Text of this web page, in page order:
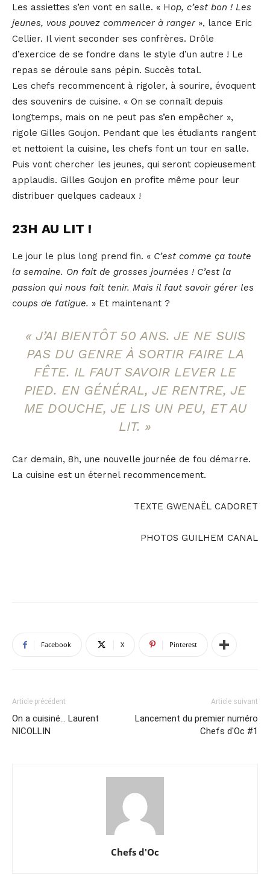
Les assiettes s’en vont en salle. « Hop, c’est bon ! Les
jeunes, vous pouvez commencer à ranger », lance Eric
Cellier. Il vient seconder ses confrères. Drôle
d’exercice de se fondre dans le style d’un autre ! Le
repas se déroule sans pépin. Succès total.
Les chefs recommencent à rigoler, à sourire, évoquent
des souvenirs de cuisine. « On se connaît depuis
longtemps, mais on ne peut pas s’en empêcher »,
rigole Gilles Goujon. Pendant que les étudiants rangent
et nettoient la cuisine, les chefs font un tour en salle.
Puis vont chercher les jeunes, qui seront copieusement
applaudis. Gilles Goujon en profite même pour leur
distribuer quelques cadeaux !
23H AU LIT !
Le jour le plus long prend fin. « C’est comme ça toute
la semaine. On fait de grosses journées ! C’est la
passion qui nous fait tenir. Mais il faut savoir gérer les
coups de fatigue. » Et maintenant ?
« J’AI BIENTÔT 50 ANS. JE NE SUIS
PAS DU GENRE À SORTIR FAIRE LA
FÊTE. IL FAUT SAVOIR LEVER LE
PIED. EN GÉNÉRAL, JE RENTRE, JE
ME DOUCHE, JE LIS UN PEU, ET AU
LIT. »
Car demain, 8h, une nouvelle journée de fou démarre.
La cuisine est un éternel recommencement.
TEXTE GWENAËL CADORET
PHOTOS GUILHEM CANAL
Facebook X Pinterest
Article précédent
On a cuisiné… Laurent
NICOLLIN
Article suivant
Lancement du premier numéro
Chefs d'Oc #1
Chefs d'Oc